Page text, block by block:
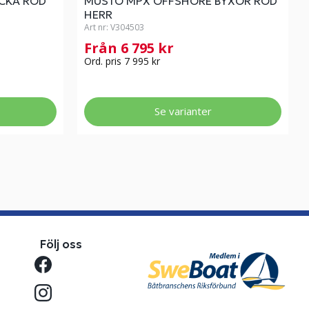
HERR
Art nr: V304503
Från 6 795 kr
Ord. pris 7 995 kr
Se varianter
Följ oss